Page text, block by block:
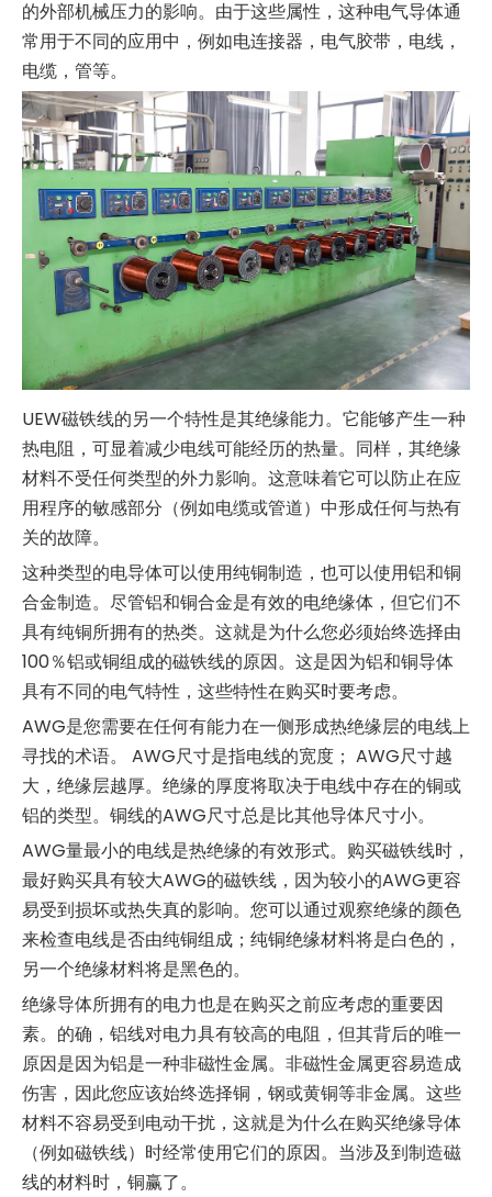
的外部机械压力的影响。由于这些属性，这种电气导体通
常用于不同的应用中，例如电连接器，电气胶带，电线，
电缆，管等。
UEW磁铁线的另一个特性是其绝缘能力。它能够产生一种
热电阻，可显着减少电线可能经历的热量。同样，其绝缘
材料不受任何类型的外力影响。这意味着它可以防止在应
用程序的敏感部分（例如电缆或管道）中形成任何与热有
关的故障。
这种类型的电导体可以使用纯铜制造，也可以使用铝和铜
合金制造。尽管铝和铜合金是有效的电绝缘体，但它们不
具有纯铜所拥有的热类。这就是为什么您必须始终选择由
100％铝或铜组成的磁铁线的原因。这是因为铝和铜导体
具有不同的电气特性，这些特性在购买时要考虑。
AWG是您需要在任何有能力在一侧形成热绝缘层的电线上
寻找的术语。 AWG尺寸是指电线的宽度； AWG尺寸越
大，绝缘层越厚。绝缘的厚度将取决于电线中存在的铜或
铝的类型。铜线的AWG尺寸总是比其他导体尺寸小。
AWG量最小的电线是热绝缘的有效形式。购买磁铁线时，
最好购买具有较大AWG的磁铁线，因为较小的AWG更容
易受到损坏或热失真的影响。您可以通过观察绝缘的颜色
来检查电线是否由纯铜组成；纯铜绝缘材料将是白色的，
另一个绝缘材料将是黑色的。
绝缘导体所拥有的电力也是在购买之前应考虑的重要因
素。的确，铝线对电力具有较高的电阻，但其背后的唯一
原因是因为铝是一种非磁性金属。非磁性金属更容易造成
伤害，因此您应该始终选择铜，钢或黄铜等非金属。这些
材料不容易受到电动干扰，这就是为什么在购买绝缘导体
（例如磁铁线）时经常使用它们的原因。当涉及到制造磁
线的材料时，铜赢了。